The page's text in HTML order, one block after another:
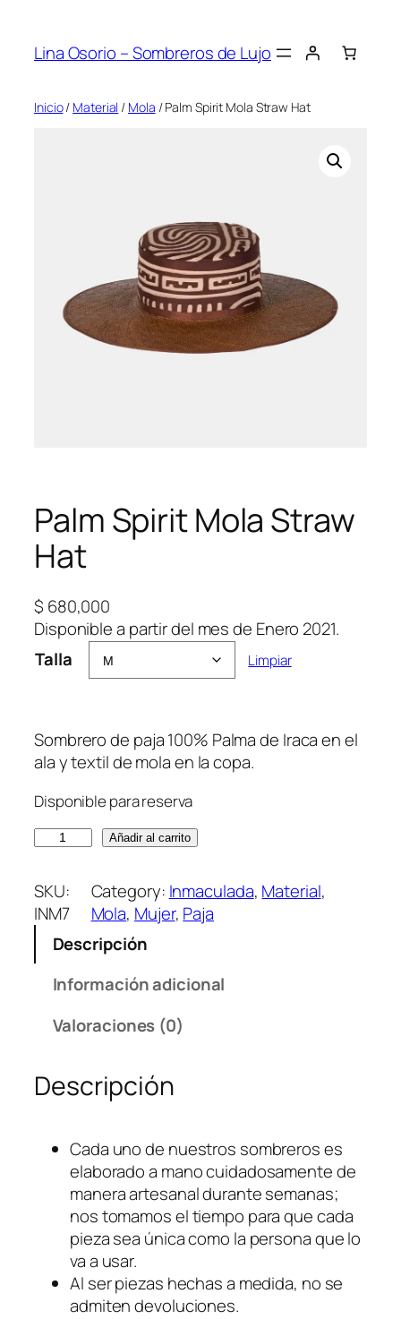
contenido
Lina Osorio – Sombreros de Lujo
Inicio/ Material / Mola / Palm Spirit Mola Straw Hat
Palm Spirit Mola Straw
Hat
$ 680,000
Disponible a partir del mes de Enero 2021.
Talla
Limpiar
Sombrero de paja 100% Palma de Iraca en el
ala y textil de mola en la copa.
Disponible para reserva
l
m
S
o
Añadir al carrito
SKU:
INM7
Category: Inmaculada, Material
Mola, Mujer, Paja
Descripción
Información adicional
Valoraciones (0)
Descripción
Cada uno de nuestros sombreros es
elaborado a mano cuidadosamente de
manera artesanal durante semanas;
nos tomamos el tiempo para que cada
pieza sea única como la persona que lo
va a usar.
Al ser piezas hechas a medida, no se
admiten devoluciones.